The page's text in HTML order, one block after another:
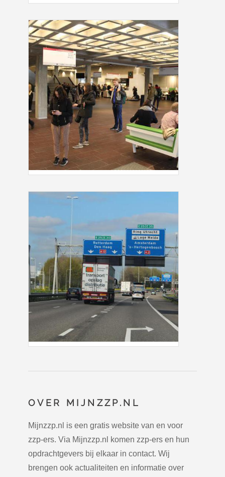
OVER MIJNZZP.NL
Mijnzzp.nl is een gratis website van en voor
zzp-ers. Via Mijnzzp.nl komen zzp-ers en hun
opdrachtgevers bij elkaar in contact. Wij
brengen ook actualiteiten en informatie over